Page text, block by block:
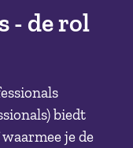
- de rol
biedt
je de